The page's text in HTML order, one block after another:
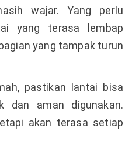
wajar. Yang perlu
yang terasa lembap
yang tampak turun
pastikan lantai bisa
dan aman digunakan.
akan terasa setiap